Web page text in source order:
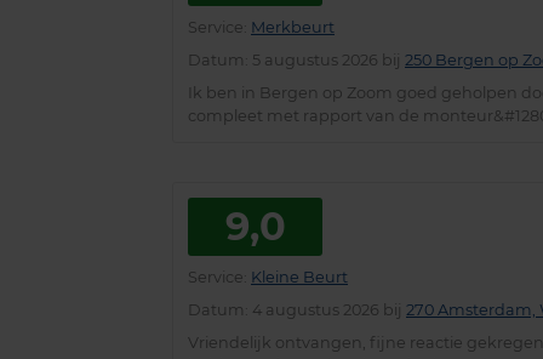
Service Merkbeurt
Datum : 5 augustus 2026 bij 250 Bergen op
Ik ben in Bergen op Zoom goed geholpen
compleet met rapport van de
9,0
Service Kleine Beurt
Datum : 4 augustus 2026 bij 270 Amsterdam,
Vriendelijk ontvangen, fijne reactie